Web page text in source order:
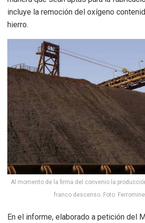
incluye la remoción del oxígeno
hierro.
Al momento de la firma del convenio la
franco descenso. Foto:
En el informe, elaborado a petición del